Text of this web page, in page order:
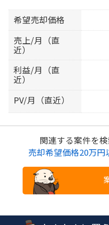
希望売却価格
売上/月（直
近）
利益/月（直
近）
PV/月（直近）
関連する案件を検
売却希望価格20万円